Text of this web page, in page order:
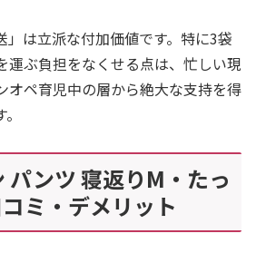
」は立派な付加価値です。特に3袋
運ぶ負担をなくせる点は、忙しい現
オペ育児中の層から絶大な支持を得
パンツ 寝返りM・たっ
ミ・デメリット